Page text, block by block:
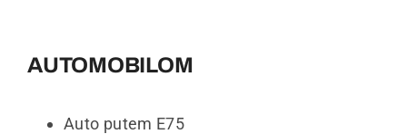
AUTOMOBILOM
Auto putem E75